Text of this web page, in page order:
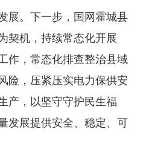
展。下一步，国网霍城县
契机，持续常态化开展
作，常态化排查整治县域
险，压紧压实电力保供安
产，以坚守守护民生福
发展提供安全、稳定、可